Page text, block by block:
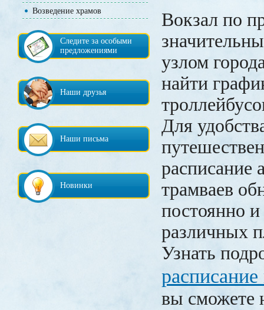
Возведение храмов
Следите за особыми
предложениями
Наши друзья
Наши письма
Новинки
Вокзал по
узлом
найти
Для
расписание
трамваев
постоянно
различных
Узнать
вы сможете